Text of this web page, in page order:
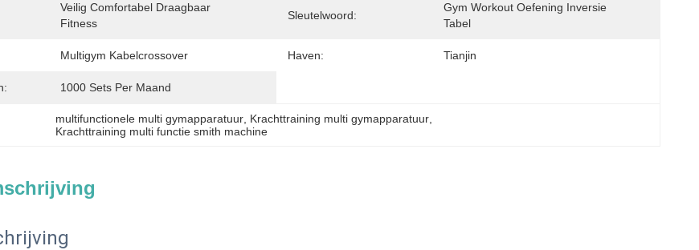
Veilig Comfortabel Draagbaar
Fitness
Sleutelwoord:
Gym Workout Oefening Inversie
Tabel
Multigym Kabelcrossover Haven: Tianjin
1000 Sets Per Maand
multifunctionele multi gymapparatuur Krachttraining multi gymapparatuur
Krachttraining multi functie smith machine